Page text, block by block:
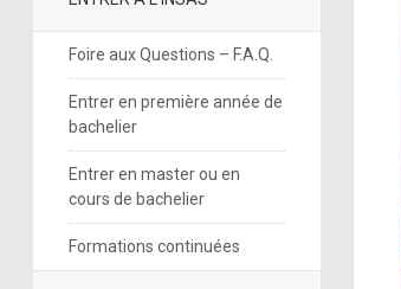
Foire aux Questions – F.A.Q.
Entrer en première année de
bachelier
Entrer en master ou en
cours de bachelier
Formations continuées